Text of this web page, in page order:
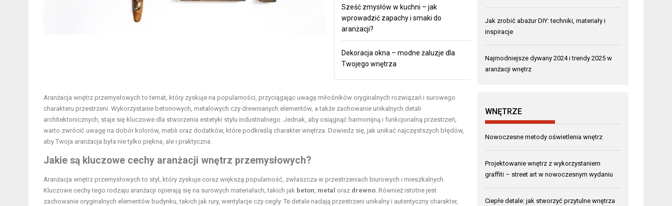
Sześć zmysłów w kuchni – jak
wprowadzić zapachy i smaki do
aranżacji?
Dekoracja okna – modne żaluzje dla
Twojego wnętrza
Aranżacja wnętrz przemysłowych to temat, który zyskuje na popularności, przyciągając uwagę miłośników oryginalnych rozwiązań i surowego
charakteru przestrzeni. Wykorzystanie betonowych, metalowych czy drewnianych elementów, a także zachowanie unikalnych detali
architektonicznych, staje się kluczowe dla stworzenia estetyki stylu industrialnego. Jednak, aby osiągnąć harmonijną i funkcjonalną przestrzeń,
warto zwrócić uwagę na dobór kolorów, mebli oraz dodatków, które podkreślą charakter wnętrza. Dowiedz się, jak unikać najczęstszych błędów,
aby Twoja aranżacja była nie tylko piękna, ale i praktyczna.
Jakie są kluczowe cechy aranżacji wnętrz przemysłowych?
Aranżacja wnętrz przemysłowych to styl, który zyskuje coraz większą popularność, zwłaszcza w przestrzeniach biurowych i mieszkalnych.
Kluczowe cechy tego rodzaju aranżacji opierają się na surowych materiałach, takich jak beton, metal oraz drewno. Również istotne jest
zachowanie oryginalnych elementów budynku, takich jak rury, wentylacje czy cegły. Te detale nadają przestrzeni unikalny i autentyczny charakter,
Jak zrobić abażur DIY: techniki, materiały i
inspiracje
Najmodniejsze dywany 2024 i trendy 2025 w
aranżacji wnętrz
WNĘTRZE
Nowoczesne metody oświetlenia wnętrz
Projektowanie wnętrz z wykorzystaniem
graffiti – street art w nowoczesnym wydaniu
Ciepłe detale: jak stworzyć przytulne wnętrza